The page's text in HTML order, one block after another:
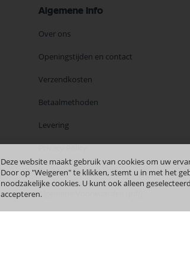
Algemene Info
Over ons
Openingstijden en contact
Verzendkosten
Betaalmethoden
Levering
Privacy Policy
Ruilen en Retourneren
Algemene Voorwaarden
Deze website maakt gebruik van cookies om uw
Door op "Weigeren" te klikken, stemt u in met het
noodzakelijke cookies. U kunt ook alleen
accepteren.